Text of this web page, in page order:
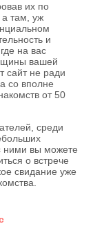
их по
а там, уж
и
на вас
вашей
сайт не ради
со вполне
от 50
среди
ними вы можете
о встрече
свидание уже